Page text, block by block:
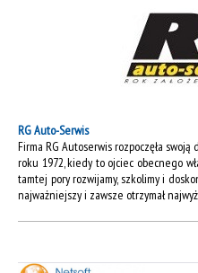
RG Auto-Serwis
Firma RG Autoserwis rozpoczęła
roku 1972, kiedy to ojciec obecnego
tamtej pory rozwijamy, szkolimy i
najważniejszy i zawsze otrzymał